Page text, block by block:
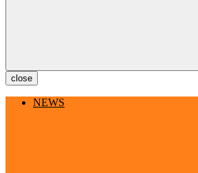
close
NEWS